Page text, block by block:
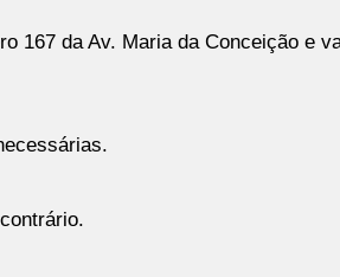
167 da Av. Maria da Conceição e